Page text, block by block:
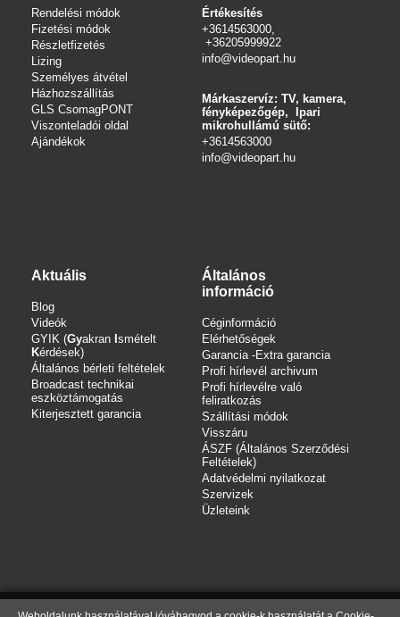
Rendelési módok
Fizetési módok
Részletfizetés
Lizing
Személyes átvétel
Házhozszállítás
GLS CsomagPONT
Viszonteladói oldal
Ajándékok
Értékesítés
+3614563000,
+36205999922
info@videopart.hu
Márkaszervíz: TV, kamera,
fényképezőgép, Ipari
mikrohullámú sütő:
+3614563000
info@videopart.hu
Aktuális
Blog
Videók
GYIK (Gyakran Ismételt
Kérdések)
Általános bérleti feltételek
Broadcast technikai
eszköztámogatás
Kiterjesztett garancia
Általános
információ
Céginformáció
Elérhetőségek
Garancia -Extra garancia
Profi hírlevél archivum
Profi hírlevélre való
feliratkozás
Szállítási módok
Visszáru
ÁSZF (Általános Szerződési
Feltételek)
Adatvédelmi nyilatkozat
Szervizek
Üzleteink